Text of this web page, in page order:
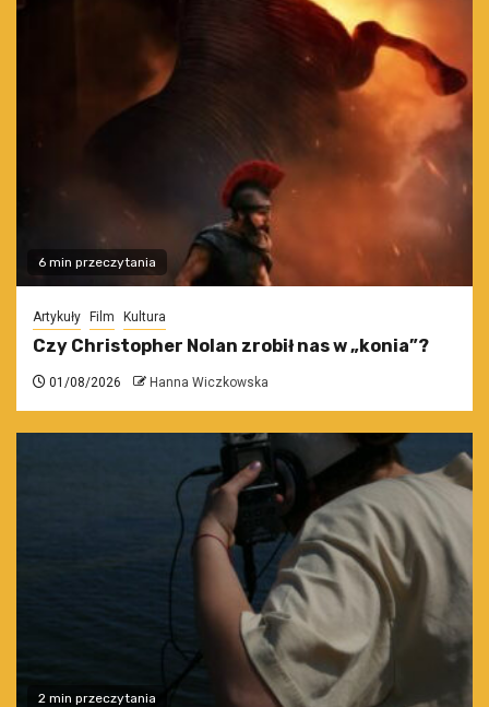
6 min przeczytania
Artykuły Film Kultura
Czy Christopher Nolan zrobił nas w „konia”?
01/08/2026 Hanna Wiczkowska
2 min przeczytania